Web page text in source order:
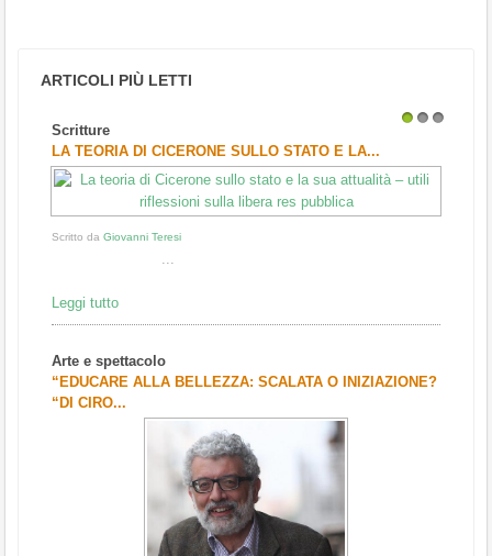
ARTICOLI PIÙ LETTI
Scritture
LA TEORIA DI CICERONE SULLO STATO E LA...
Scritto da Giovanni Teresi
...
Leggi tutto
Arte e spettacolo
“EDUCARE ALLA BELLEZZA: SCALATA O INIZIAZIONE?
“DI CIRO...